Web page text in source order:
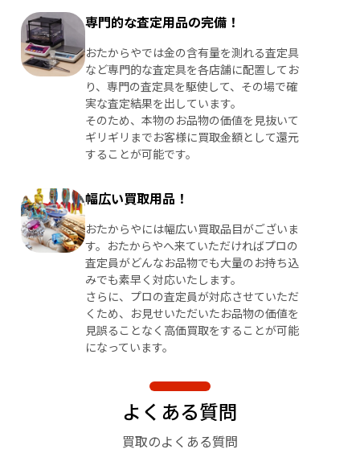
専門的な査定用品の完備！
おたからやでは金の含有量を測れる査定具
など専門的な査定具を各店舗に配置してお
り、専門の査定具を駆使して、その場で確
実な査定結果を出しています。
そのため、本物のお品物の価値を見抜いて
ギリギリまでお客様に買取金額として還元
することが可能です。
幅広い買取用品！
おたからやには幅広い買取品目がございま
す。おたからやへ来ていただければプロの
査定員がどんなお品物でも大量のお持ち込
みでも素早く対応いたします。
さらに、プロの査定員が対応させていただ
くため、お見せいただいたお品物の価値を
見誤ることなく高価買取をすることが可能
になっています。
よくある質問
買取のよくある質問